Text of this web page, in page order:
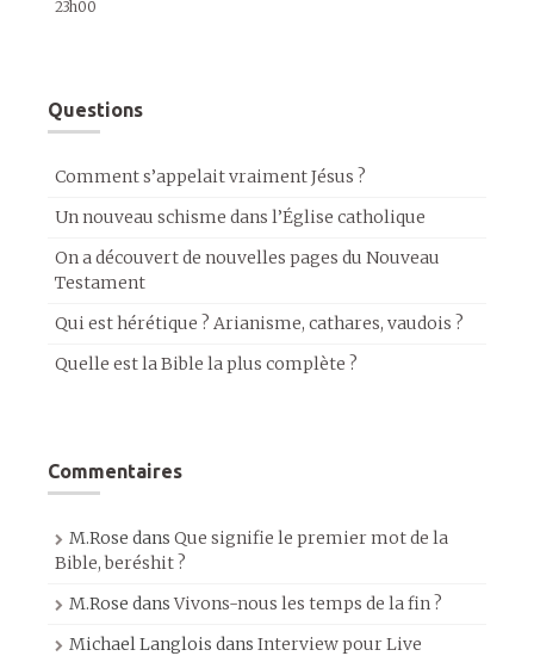
23h00
Questions
Comment s’appelait vraiment Jésus ?
Un nouveau schisme dans l’Église catholique
On a découvert de nouvelles pages du Nouveau
Testament
Qui est hérétique ? Arianisme, cathares, vaudois ?
Quelle est la Bible la plus complète ?
Commentaires
M.Rose dans Que signifie le premier mot de la
Bible, beréshit ?
M.Rose dansVivons-nous les temps de la fin ?
Michael Langlois dans Interview pour Live